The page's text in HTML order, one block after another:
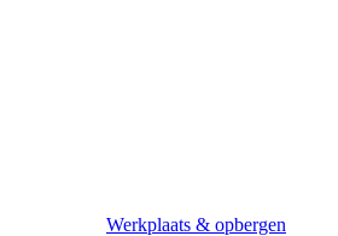
Werkplaats & opbergen